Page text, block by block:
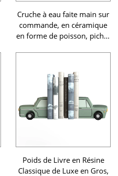
Cruche à eau faite main sur
commande, en céramique
en forme de poisson, pichet
Poids de Livre en Résine
Classique de Luxe en Gros,